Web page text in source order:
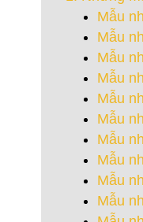
Mẫu
Mẫu
Mẫu
Mẫu
Mẫu
Mẫu
Mẫu
Mẫu
Mẫu
Mẫu